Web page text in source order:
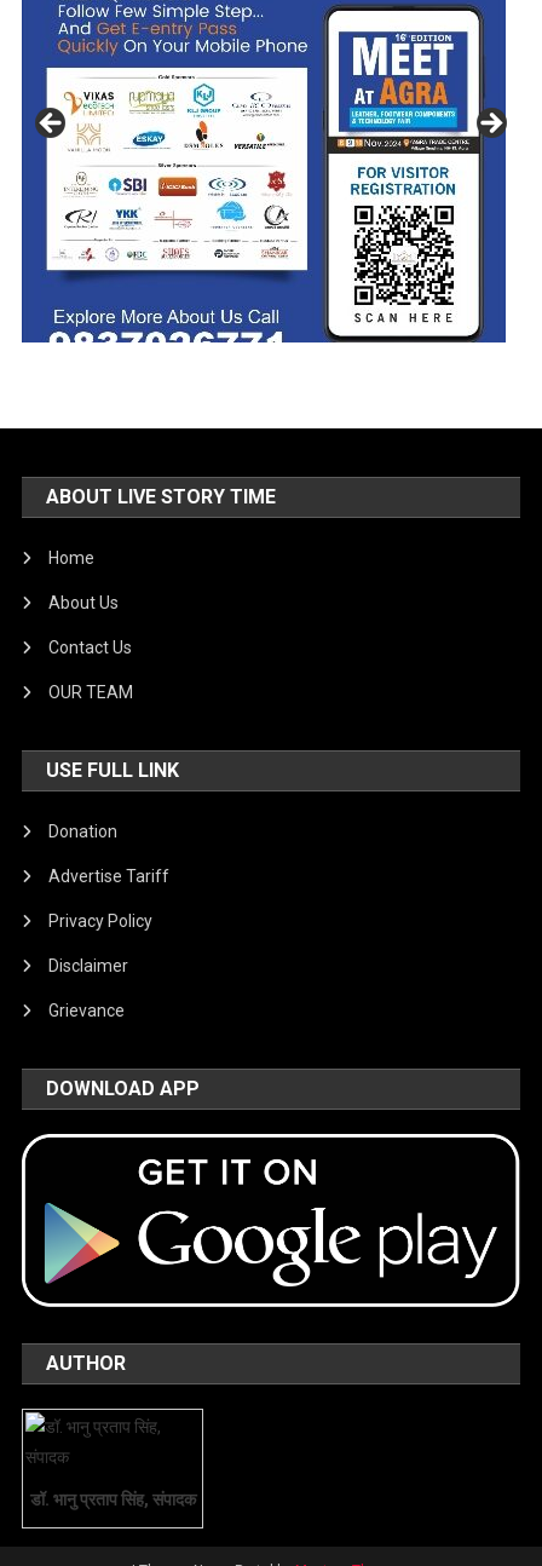
ABOUT LIVE STORY TIME
Home
About Us
Contact Us
OUR TEAM
USE FULL LINK
Donation
Advertise Tariff
Privacy Policy
Disclaimer
Grievance
DOWNLOAD APP
AUTHOR
डॉ. भानु प्रताप सिंह, संपादक